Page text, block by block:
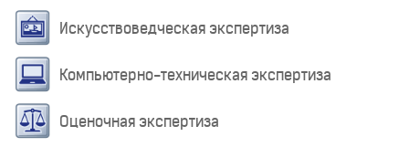
Искусствоведческая экспертиза
Компьютерно-техническая экспертиза
Оценочная экспертиза